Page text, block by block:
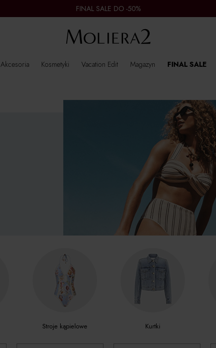
FINAL SALE DO -50%
Akcesoria Kosmetyki Vacation Edit Magazyn FINAL SALE
Stroje kąpielowe Kurtki